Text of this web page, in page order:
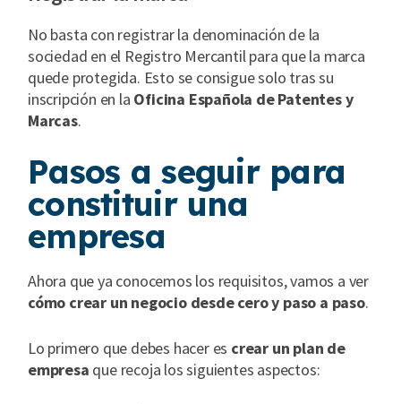
No basta con registrar la denominación de la
sociedad en el Registro Mercantil para que la marca
quede protegida. Esto se consigue solo tras su
inscripción en la Oficina Española de Patentes y
Marcas.
Pasos a seguir para
constituir una
empresa
Ahora que ya conocemos los requisitos, vamos a ver
cómo crear un negocio desde cero y paso a paso.
Lo primero que debes hacer es crear un plan de
empresa que recoja los siguientes aspectos: